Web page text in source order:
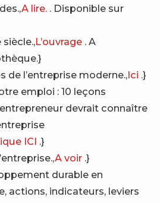
A lire. . Disponible sur
siècle.,L’ouvrage . A
de l’entreprise moderne.,Ici .}
emploi : 10 leçons
devrait connaître
ICI .}
A voir .}
durable en
actions, indicateurs, leviers